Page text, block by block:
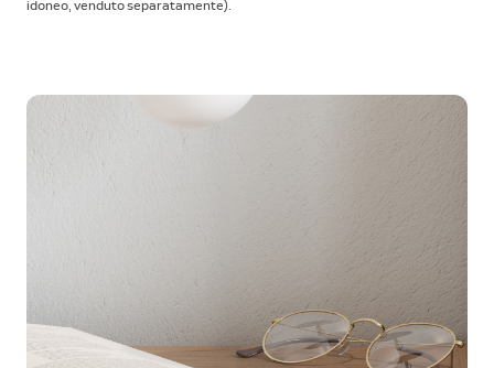
idoneo, venduto separatamente).